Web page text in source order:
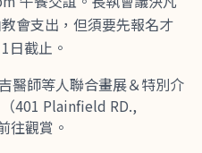
會支出，但須要先報名才
日截止。
醫師等人聯合畫展＆特別介
401 Plainfield RD.,
往觀賞。